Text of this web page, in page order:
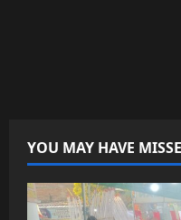
YOU MAY HAVE